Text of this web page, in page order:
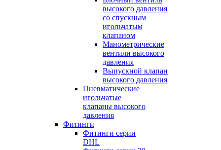
высокого давления
со спускным
игольчатым
клапаном
Манометрические
вентили высокого
давления
Выпускной клапан
высокого давления
Пневматические
игольчатые
клапаны высокого
давления
Фитинги
Фитинги серии
DHL